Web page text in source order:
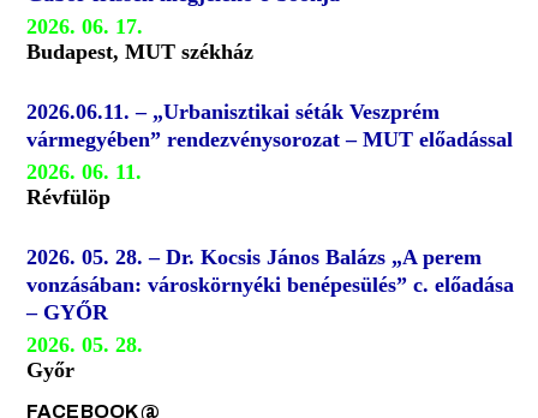
2026. 06. 17.
Budapest, MUT székház
2026.06.11. – „Urbanisztikai séták Veszprém
vármegyében” rendezvénysorozat – MUT előadással
2026. 06. 11.
Révfülöp
2026. 05. 28. – Dr. Kocsis János Balázs „A perem
vonzásában: városkörnyéki benépesülés” c. előadása
– GYŐR
2026. 05. 28.
Győr
FACEBOOK@